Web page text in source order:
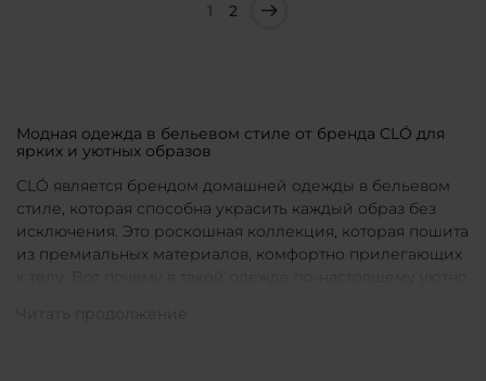
1 2
Модная одежда в бельевом стиле от бренда CLÓ для
ярких и уютных образов
CLÓ является брендом домашней одежды в бельевом
стиле, которая способна украсить каждый образ без
исключения. Это роскошная коллекция, которая пошита
из премиальных материалов, комфортно прилегающих
к телу. Вот почему в такой одежде по-настоящему уютно